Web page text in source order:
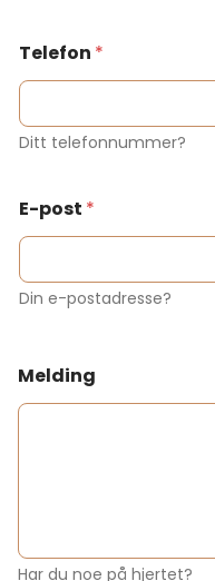
Telefon *
Ditt telefonnummer?
E-post *
Din e-postadresse?
Melding
Har du noe på hjertet?